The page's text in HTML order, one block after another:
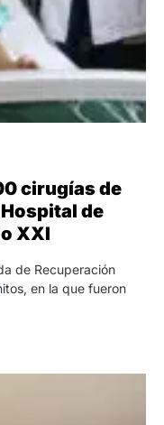
cirugías de
de
XXI
de Recuperación
en la que fueron